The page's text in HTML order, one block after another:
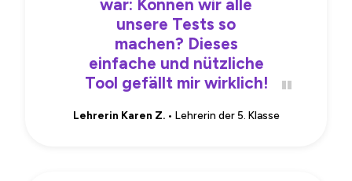
war: Können wir alle
unsere Tests so
machen? Dieses
einfache und nützliche
Tool gefällt mir wirklich!
Lehrerin Karen Z.• Lehrerin der 5. Klasse